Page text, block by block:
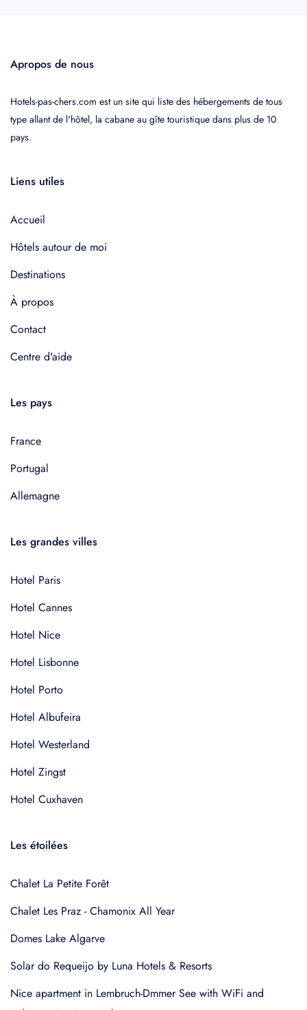
Apropos de nous
Hotels-pas-chers.com est un site qui liste des hébergements de tous
type allant de l'hôtel, la cabane au gîte touristique dans plus de 10
pays.
Liens utiles
Accueil
Hôtels autour de moi
Destinations
À propos
Contact
Centre d'aide
Les pays
France
Portugal
Allemagne
Les grandes villes
Hotel Paris
Hotel Cannes
Hotel Nice
Hotel Lisbonne
Hotel Porto
Hotel Albufeira
Hotel Westerland
Hotel Zingst
Hotel Cuxhaven
Les étoilées
Chalet La Petite Forêt
Chalet Les Praz - Chamonix All Year
Domes Lake Algarve
Solar do Requeijo by Luna Hotels & Resorts
Nice apartment in Lembruch-Dmmer See with WiFi and